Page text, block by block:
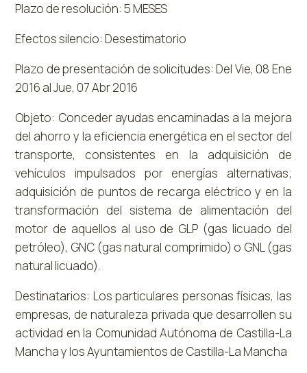
Plazo de resolución: 5 MESES
Efectos silencio: Desestimatorio
Plazo de presentación de solicitudes: Del Vie, 08 Ene
2016 al Jue, 07 Abr 2016
Objeto: Conceder ayudas encaminadas a la mejora
del ahorro y la eficiencia energética en el sector del
transporte, consistentes en la adquisición de
vehículos impulsados por energías alternativas;
adquisición de puntos de recarga eléctrico y en la
transformación del sistema de alimentación del
motor de aquellos al uso de GLP (gas licuado del
petróleo), GNC (gas natural comprimido) o GNL (gas
natural licuado).
Destinatarios: Los particulares personas físicas, las
empresas, de naturaleza privada que desarrollen su
actividad en la Comunidad Autónoma de Castilla-La
Mancha y los Ayuntamientos de Castilla-La Mancha